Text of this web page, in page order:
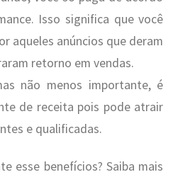
Isso significa que você
aqueles anúncios que deram
retorno em vendas.
não menos importante, é
de receita pois pode atrair
e qualificadas.
esse benefícios? Saiba mais